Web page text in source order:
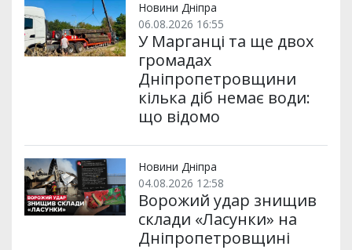
и k m p
Новини Дніпра
06.08.2026 16:55
У Марганці та ще двох
громадах
Дніпропетровщини
кілька діб немає води:
що відомо
Новини Дніпра
04.08.2026 12:58
Ворожий удар знищив
склади «Ласунки» на
Дніпропетровщині